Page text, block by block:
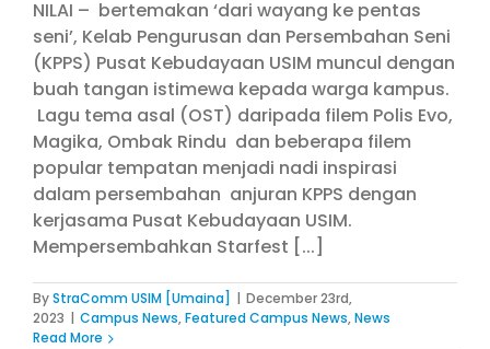
NILAI – bertemakan ‘dari wayang ke pentas
seni’, Kelab Pengurusan dan Persembahan Seni
(KPPS) Pusat Kebudayaan USIM muncul dengan
buah tangan istimewa kepada warga kampus.
Lagu tema asal (OST) daripada filem Polis Evo,
Magika, Ombak Rindu dan beberapa filem
popular tempatan menjadi nadi inspirasi
dalam persembahan anjuran KPPS dengan
kerjasama Pusat Kebudayaan USIM.
Mempersembahkan Starfest [...]
ByStraComm USIM [Umaina] | December 23rd,
2023 | Campus News,Featured Campus News,News
Read More